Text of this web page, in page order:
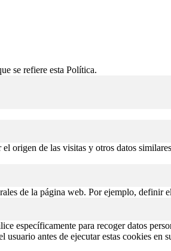
se refiere esta Política.
origen de las visitas y otros datos
de la página web. Por ejemplo,
específicamente para recoger datos
antes de ejecutar estas cookies en